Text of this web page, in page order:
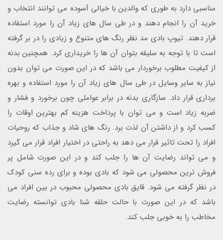
مناسبی دارد به طوری که والدین با خیالی آسوده می توانند انتخاب و
خرید آن را انجام دهند و در طی سال های زیاد آن را مورد استفاده
قرار دهند. تیوپ بادی مد نظر رنگ های متنوع و زیادی را در بر گرفته
است تا با توجه به سلیقه بتوان آن ها را خریداری کرد. همچنین بدنه
از کیفیت مطلوب برخوردار می باشد که در این صورت می توان بدون
نیاز به سایر وسایل در طی سال های زیاد آن را مورد استفاده و بهره
برداری قرار داد. سازگاری بدنه در برابر عواملی چون برخورد و فشار و
ضربه زیاد است و می توان با پرداخت هزینه کم بهترین اوقات را
کسب کرد و از داشتن آن لذت برد. رنگ های شاد و جذاب که روحیات
افراد را تحت تاثیر قرار می دهد به راحتی در اختیار افراد قرار می گیرد
و می تواند رضایت آن ها را جلب کند و در این صورت شامل پر
فروش ترین محصولی می شود که بادی بوده و برای رده سنی کودک
در نظر گرفته می شود. قایق بادی محصولی محبوب در بین افراد می
باشد که در این صورت با حالت حلقه شنا بادی توانسته رضایت
مخاطب را به خوبی جلب کند.